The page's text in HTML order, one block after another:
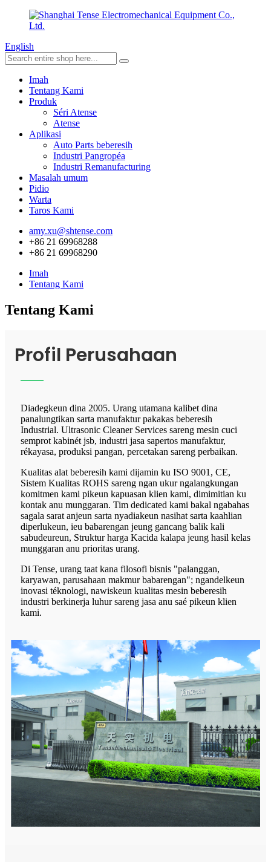
English
Imah
Tentang Kami
Produk
Séri Atense
Atense
Aplikasi
Auto Parts beberesih
Industri Pangropéa
Industri Remanufacturing
Masalah umum
Pidio
Warta
Taros Kami
amy.xu@shtense.com
+86 21 69968288
+86 21 69968290
Imah
Tentang Kami
Tentang Kami
Profil Perusahaan
Diadegkeun dina 2005. Urang utamana kalibet dina
panalungtikan sarta manufaktur pakakas beberesih
Industrial. Ultrasonic Cleaner Services sareng mesin cuci
semprot kabinét jsb, industri jasa sapertos manufaktur,
rékayasa, produksi pangan, percetakan sareng perbaikan.
Kualitas alat beberesih kami dijamin ku ISO 9001, CE,
Sistem Kualitas ROHS sareng ngan ukur ngalangkungan
komitmen kami pikeun kapuasan klien kami, dimimitian ku
kontak anu munggaran. Tim dedicated kami bakal ngabahas
sagala sarat anjeun sarta nyadiakeun nasihat sarta kaahlian
diperlukeun, ieu babarengan jeung gancang balik kali
sabudeureun, Struktur harga Kacida kalapa jeung hasil kelas
munggaran anu prioritas urang.
Di Tense, urang taat kana filosofi bisnis "palanggan,
karyawan, parusahaan makmur babarengan"; ngandelkeun
inovasi téknologi, nawiskeun kualitas mesin beberesih
industri berkinerja luhur sareng jasa anu saé pikeun klien
kami.